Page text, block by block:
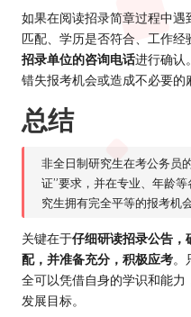
如果在阅读招录简章过程中
匹配、学历是否符合、工作经
招录单位的咨询电话进行确认
错失报考机会或造成不必要的
总结
非全日制研究生在考公务员
证”要求，并在专业、年龄
究生拥有完全平等的报考机会
关键在于仔细研读招录公告，
配，并准备充分，积极应考。
全可以凭借自身的学识和能
发展目标。